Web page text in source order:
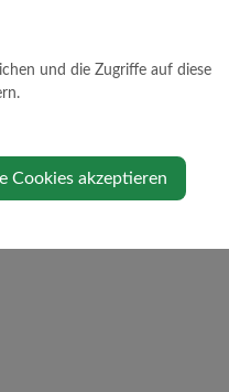
und die Zugriffe auf diese
Cookies akzeptieren